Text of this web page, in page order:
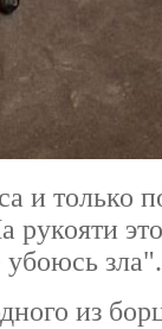
и только
рукояти
убоюсь зла".
из